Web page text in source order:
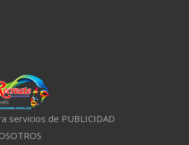
servicios de PUBLICIDAD